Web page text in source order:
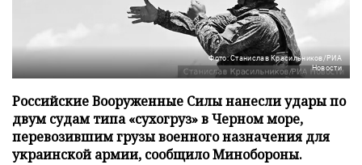
Фото: Станислав Красильников/РИА
Новости
Российские Вооруженные Силы нанесли удары по
двум судам типа «сухогруз» в Черном море,
перевозившим грузы военного назначения для
украинской армии, сообщило Минобороны.